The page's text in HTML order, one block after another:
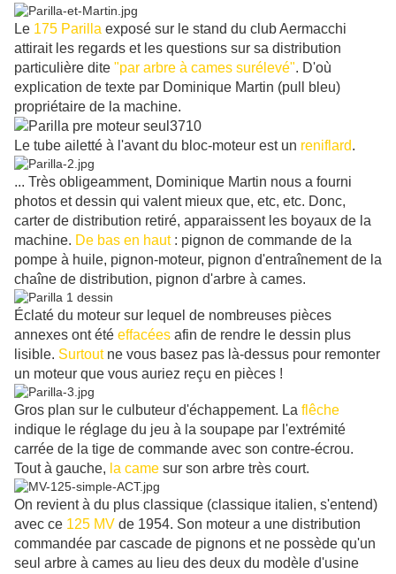
Le 175 Parilla exposé sur le stand du club Aermacchi
attirait les regards et les questions sur sa distribution
particulière dite "par arbre à cames surélevé". D'où
explication de texte par Dominique Martin (pull bleu)
propriétaire de la machine.
Le tube ailetté à l'avant du bloc-moteur est un reniflard.
... Très obligeamment, Dominique Martin nous a fourni
photos et dessin qui valent mieux que, etc, etc. Donc,
carter de distribution retiré, apparaissent les boyaux de la
machine. De bas en haut: pignon de commande de la
pompe à huile, pignon-moteur, pignon d'entraînement de la
chaîne de distribution, pignon d'arbre à cames.
Éclaté du moteur sur lequel de nombreuses pièces
annexes ont été effacées afin de rendre le dessin plus
lisible. Surtoutne vous basez pas là-dessus pour remonter
un moteur que vous auriez reçu en pièces !
Gros plan sur le culbuteur d'échappement. La flêche
indique le réglage du jeu à la soupape par l'extrémité
carrée de la tige de commande avec son contre-écrou.
Tout à gauche, la came sur son arbre très court.
On revient à du plus classique (classique italien, s'entend)
avec ce 125 MV de 1954. Son moteur a une distribution
commandée par cascade de pignons et ne possède qu'un
seul arbre à cames au lieu des deux du modèle d'usine